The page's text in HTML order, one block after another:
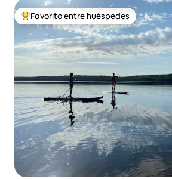
De los mejores en Favorito entre
Favorito entre huéspedes